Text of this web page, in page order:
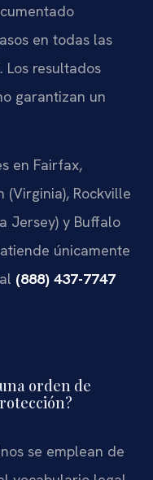
en todas las
Los resultados
garantizan un
en Fairfax,
(Virginia), Rockville
Jersey) y Buffalo
únicamente
(888) 437-7747
orden de
se emplean de